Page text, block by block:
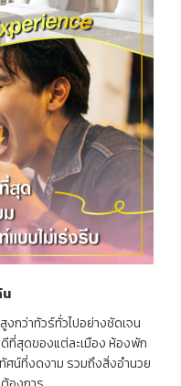
น
กว่าทัวร์ทั่วไปอย่างชัดเจน
ที่สุดของแต่ละเมือง ห้องพัก
ศน์ที่งดงาม รวมถึงสิ่งอำนวย